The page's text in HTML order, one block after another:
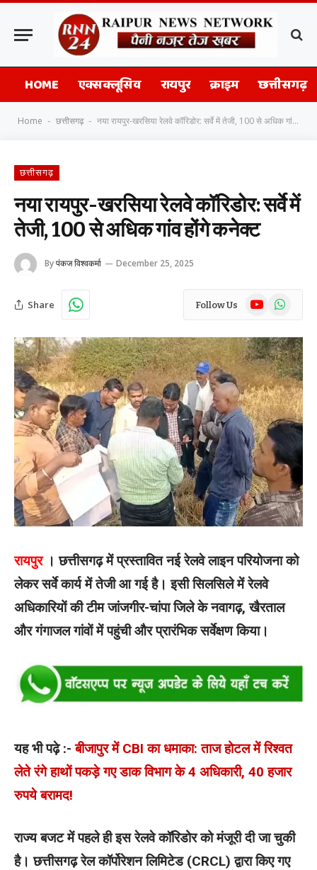
HOME एक्सक्लूसिव रायपुर क्राइम छत्तीसगढ़
Home - छत्तीसगढ़ - नया रायपुर-खरसिया रेलवे कॉरिडोर: सर्वे में तेजी, 100 से अधिक गांव होंगे कनेक्ट
छत्तीसगढ़
नया रायपुर-खरसिया रेलवे कॉरिडोर: सर्वे में
तेजी, 100 से अधिक गांव होंगे कनेक्ट
Byपंकज विश्वकर्मा December 25, 2025
Share Follow Us YouTubeWhatsApp
रायपुर। छत्तीसगढ़ में प्रस्तावित नई रेलवे लाइन परियोजना को
लेकर सर्वे कार्य में तेजी आ गई है। इसी सिलसिले में रेलवे
अधिकारियों की टीम जांजगीर-चांपा जिले के नवागढ़, खैरताल
और गंगाजल गांवों में पहुंची और प्रारंभिक सर्वेक्षण किया।
यह भी पढ़े :-बीजापुर में CBI का धमाका: ताज होटल में रिश्वत
लेते रंगे हाथों पकड़े गए डाक विभाग के 4 अधिकारी, 40 हजार
रुपये बरामद!
राज्य बजट में पहले ही इस रेलवे कॉरिडोर को मंजूरी दी जा चुकी
है। छत्तीसगढ़ रेल कॉर्पोरेशन लिमिटेड (CRCL) द्वारा किए गए